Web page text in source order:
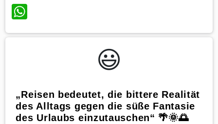
WhatsApp
😃️
„Reisen bedeutet, die bittere Realität
des Alltags gegen die süße Fantasie
des Urlaubs einzutauschen“ 🌴🌞🌅